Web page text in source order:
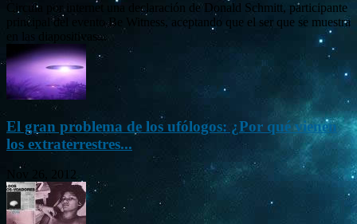
Circula por internet una declaración de Donald Schmitt, participante
principal del evento Be Witness, aceptando que el ser que se muestra
en las diapositivas...
El gran problema de los ufólogos: ¿Por qué vienen
los extraterrestres...
Nov 26, 2012